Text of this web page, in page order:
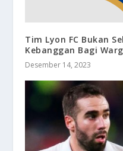
Tim Lyon FC Bukan
Kebanggan Bagi
Desember 14, 2023